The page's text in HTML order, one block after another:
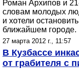
Роман Архипов и
словам молодых
и хотели
ближайшем городе.
27 марта 2012 г., 11:57
В Кузбассе
от грабителя с